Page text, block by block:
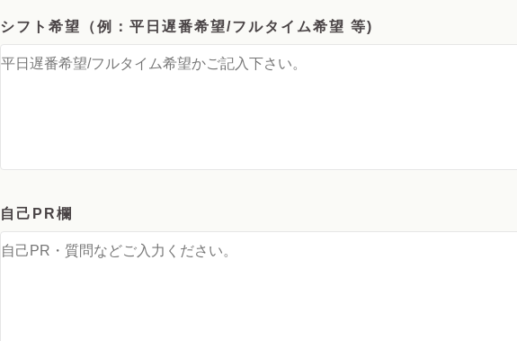
シフト希望（例：平日遅番希望/フルタイム希望 等)
自己PR欄